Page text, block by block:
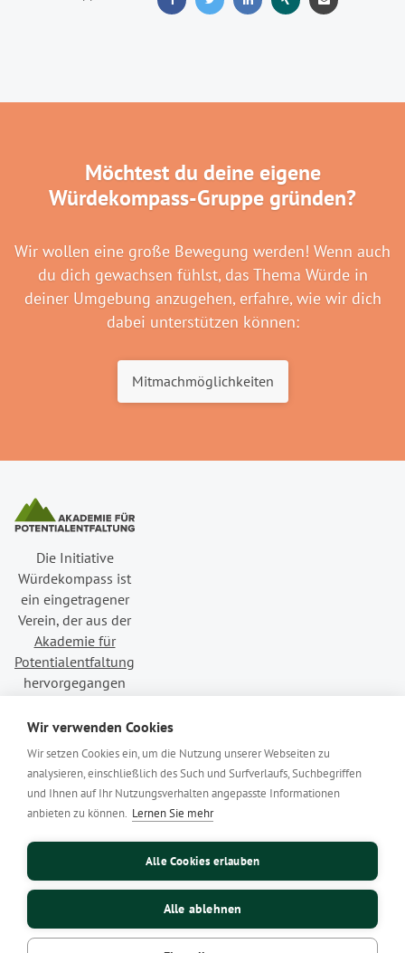
Möchtest du deine eigene
Würdekompass-Gruppe gründen?
Wir wollen eine große Bewegung werden! Wenn auch
du dich gewachsen fühlst, das Thema Würde in
deiner Umgebung anzugehen, erfahre, wie wir dich
dabei unterstützen können:
Mitmachmöglichkeiten
Die Initiative
Würdekompass ist
ein eingetragener
Verein, der aus der
Akademie für
Potentialentfaltung
hervorgegangen
In Verbundenheit
mitliebevoll.jetzt
Cookie-Einstellungen
Impressum
Wir verwenden Cookies
Wir setzen Cookies ein, um die Nutzung unserer Webseiten zu
analysieren, einschließlich des Such und Surfverlaufs, Suchbegriffen
und Ihnen auf Ihr Nutzungsverhalten angepasste Informationen
anbieten zu können. Lernen Sie mehr
Alle Cookies erlauben
Alle ablehnen